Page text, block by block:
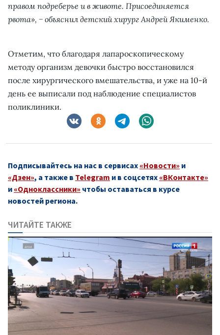
правом подреберье и в животе. Присоединяется
рвота», − объяснил детский хирург Андрей Якименко.
Отметим, что благодаря лапароскопическому
методу организм девочки быстро восстановился
после хирургического вмешательства, и уже на 10-й
день ее выписали под наблюдение специалистов
поликлиники.
Подписывайтесь на нас в сервисах «Новости» и
«Дзен», а также в Telegram и в соцсетях «ВКонтакте»
и «Одноклассники» чтобы оставаться в курсе
новостей региона.
ЧИТАЙТЕ ТАКЖЕ